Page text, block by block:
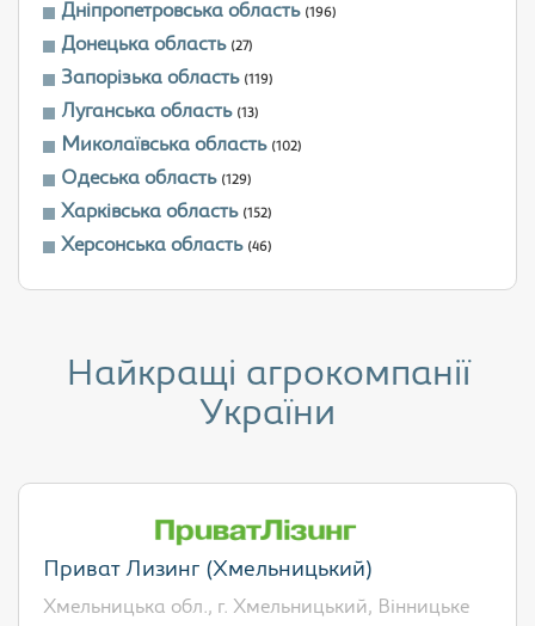
Дніпропетровська область (196)
Донецька область (27)
Запорізька область (119)
Луганська область (13)
Миколаївська область (102)
Одеська область (129)
Харківська область (152)
Херсонська область (46)
Найкращі агрокомпанії
України
Приват Лизинг (Хмельницький)
Хмельницька обл., г. Хмельницький, Вінницьке